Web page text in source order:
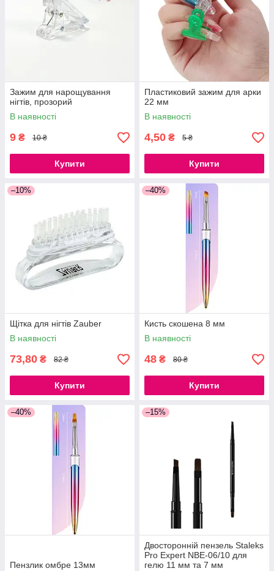
Зажим для нарощування
нігтів, прозорий
В наявності
9 ₴ 10 ₴
Купити
Пластиковий зажим для арки
22 мм
В наявності
4,50 ₴ 5 ₴
Купити
–10%
Щітка для нігтів Zauber
В наявності
73,80 ₴ 82 ₴
Купити
–40%
Кисть скошена 8 мм
В наявності
48 ₴ 80 ₴
Купити
–40%
Пензлик омбре 13мм
–15%
Двосторонній пензель Staleks
Pro Expert NBE-06/10 для
гелю 11 мм та 7 мм